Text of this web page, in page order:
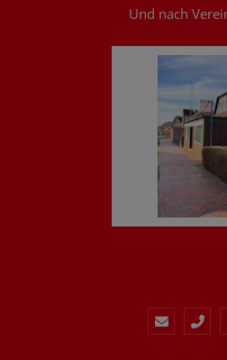
Und nach